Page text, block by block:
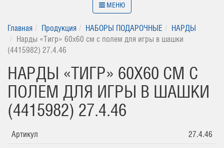
МЕНЮ
Главная Продукция НАБОРЫ ПОДАРОЧНЫЕ
НАРДЫ
Нарды «Тигр» 60х60 см с полем для игры в шашки
(4415982) 27.4.46
НАРДЫ «ТИГР» 60Х60 СМ С
ПОЛЕМ ДЛЯ ИГРЫ В ШАШКИ
(4415982) 27.4.46
Артикул
27.4.46